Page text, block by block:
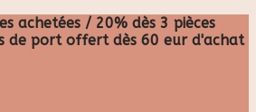
achetées / 20% dès 3 pièces
de port offert dès 60 eur d'achat